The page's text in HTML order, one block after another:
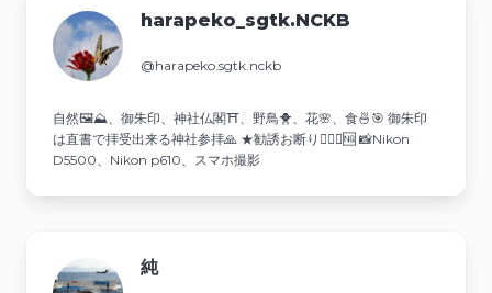
harapeko_sgtk.NCKB
@harapeko.sgtk.nckb
自然🖼⛰、御朱印、神社仏閣⛩️、野鳥🐥、花🌸、食🍜🎯 御朱印
は直書で拝受出来る神社参拝🙏 ★勧誘お断り🙅‍♂️❌🆖 📸Nikon
D5500、Nikon p610、スマホ撮影
純